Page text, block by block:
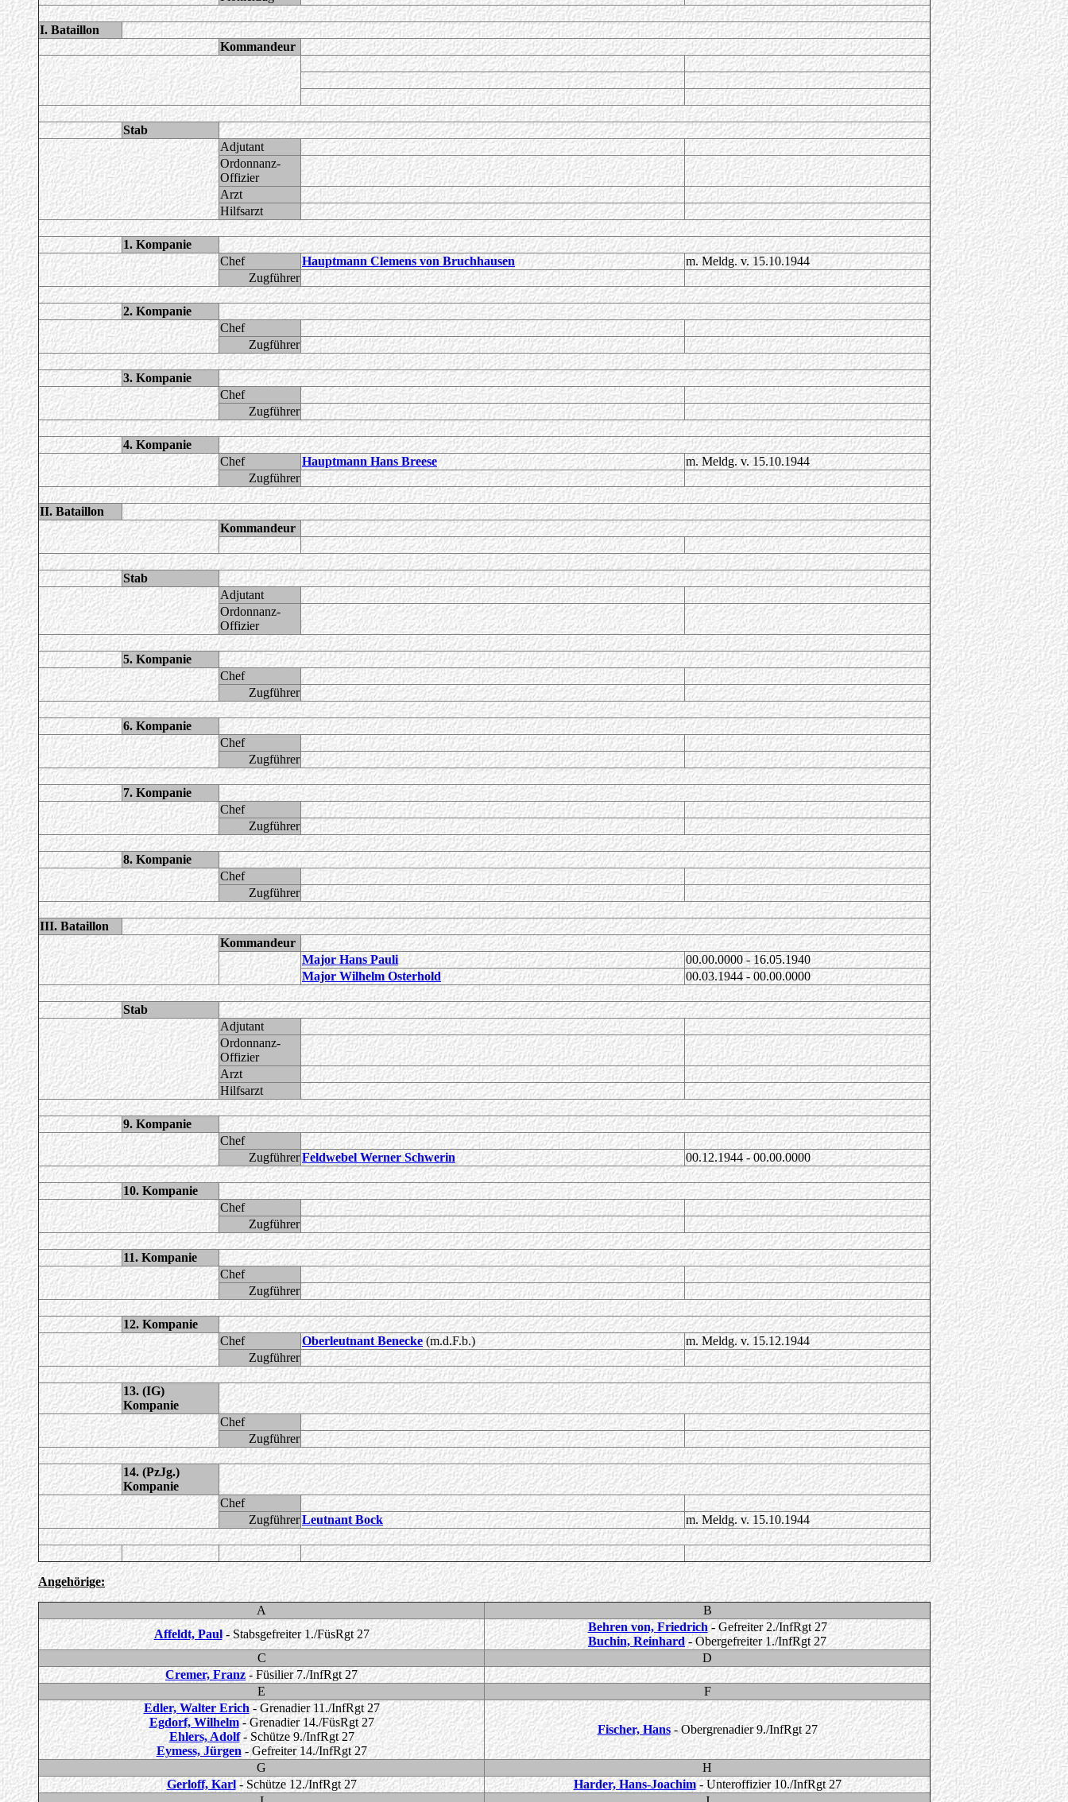
I. Bataillon
Kommandeur
Stab
Adjutant
Ordonnanz-
Offizier
Arzt
Hilfsarzt
1. Kompanie
Chef
Hauptmann Clemens von Bruchhausen
m. Meldg. v. 15.10.1944
Zugführer
2. Kompanie
Chef
Zugführer
3. Kompanie
Chef
Zugführer
4. Kompanie
Chef
Hauptmann Hans Breese
m. Meldg. v. 15.10.1944
Zugführer
II. Bataillon
Kommandeur
Stab
Adjutant
Ordonnanz-
Offizier
5. Kompanie
Chef
Zugführer
6. Kompanie
Chef
Zugführer
7. Kompanie
Chef
Zugführer
8. Kompanie
Chef
Zugführer
III. Bataillon
Kommandeur
Major Hans Pauli
00.00.0000 - 16.05.1940
Major Wilhelm Osterhold
00.03.1944 - 00.00.0000
Stab
Adjutant
Ordonnanz-
Offizier
Arzt
Hilfsarzt
9. Kompanie
Chef
ZugführerFeldwebel Werner Schwerin 00.12.1944 - 00.00.0000
10. Kompanie
Chef
Zugführer
11. Kompanie
Chef
Zugführer
12. Kompanie
Chef
Oberleutnant Benecke(m.d.F.b.)
m. Meldg. v. 15.12.1944
Zugführer
13. (IG)
Kompanie
Chef
Zugführer
14. (PzJg.)
Kompanie
Chef
ZugführerLeutnant Bock m. Meldg. v. 15.10.1944
Angehörige:
A
B
Affeldt, Paul- Stabsgefreiter 1./FüsRgt 27
Behren von, Friedrich- Gefreiter 2./InfRgt 27
Buchin, Reinhard- Obergefreiter 1./InfRgt 27
C
D
Cremer, Franz - Füsilier 7./InfRgt 27
E
F
Edler, Walter Erich- Grenadier 11./InfRgt 27
Egdorf, Wilhelm- Grenadier 14./FüsRgt 27
Ehlers, Adolf- Schütze 9./InfRgt 27
Eymess, Jürgen - Gefreiter 14./InfRgt 27
Fischer, Hans- Obergrenadier 9./InfRgt 27
G
H
Gerloff, Karl- Schütze 12./InfRgt 27 Harder, Hans-Joachim- Unteroffizier 10./InfRgt 27